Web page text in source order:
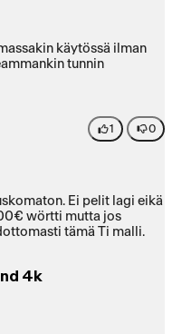
käytössä ilman
tunnin
1 0
Ei pelit lagi eikä
wörtti mutta jos
tämä Ti malli.
4k